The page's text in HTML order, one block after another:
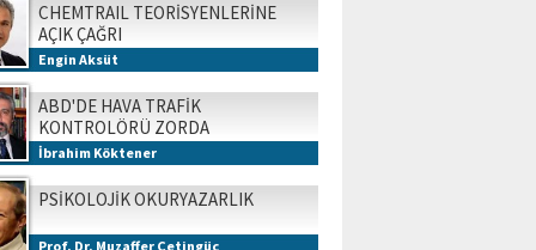
CHEMTRAIL TEORİSYENLERİNE
AÇIK ÇAĞRI
Engin Aksüt
ABD'DE HAVA TRAFİK
KONTROLÖRÜ ZORDA
İbrahim Köktener
PSİKOLOJİK OKURYAZARLIK
Prof. Dr. Muzaffer Çetingüç